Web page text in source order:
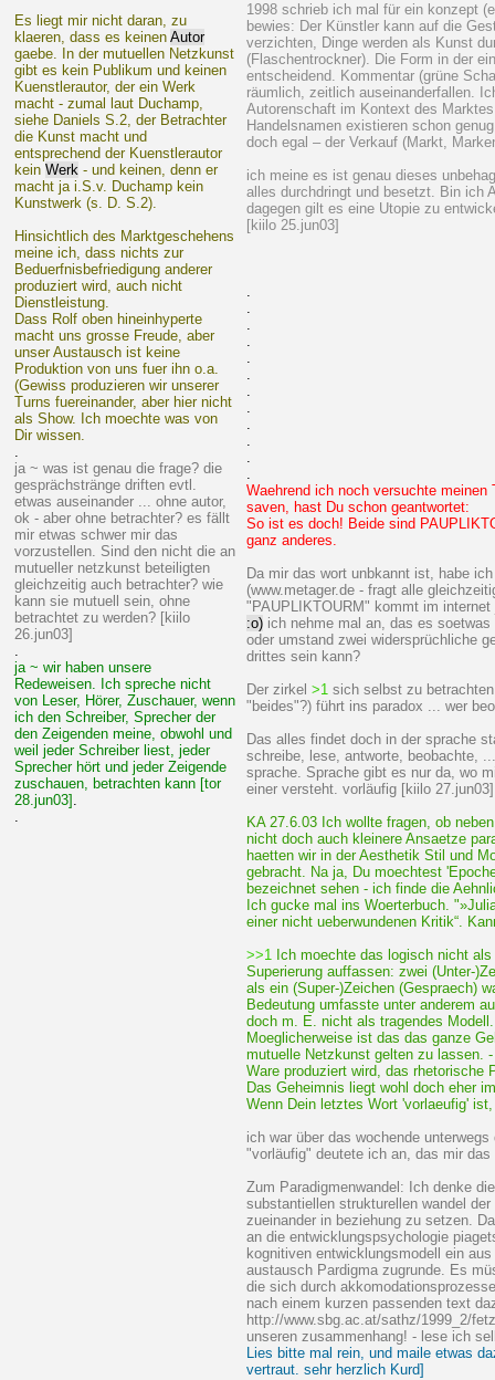
Es liegt mir nicht daran, zu
klaeren, dass es keinen Autor
gaebe. In der mutuellen Netzkunst
gibt es kein Publikum und keinen
Kuenstlerautor, der ein Werk
macht - zumal laut Duchamp,
siehe Daniels S.2, der Betrachter
die Kunst macht und
entsprechend der Kuenstlerautor
kein Werk - und keinen, denn er
macht ja i.S.v. Duchamp kein
Kunstwerk (s. D. S.2).
Hinsichtlich des Marktgeschehens
meine ich, dass nichts zur
Beduerfnisbefriedigung anderer
produziert wird, auch nicht
Dienstleistung.
Dass Rolf oben hineinhyperte
macht uns grosse Freude, aber
unser Austausch ist keine
Produktion von uns fuer ihn o.a.
(Gewiss produzieren wir unserer
Turns fuereinander, aber hier nicht
als Show. Ich moechte was von
Dir wissen.
.
ja ~ was ist genau die frage? die
gesprächstränge driften evtl.
etwas auseinander ... ohne autor,
ok - aber ohne betrachter? es fällt
mir etwas schwer mir das
vorzustellen. Sind den nicht die an
mutueller netzkunst beteiligten
gleichzeitig auch betrachter? wie
kann sie mutuell sein, ohne
betrachtet zu werden? [kiilo
26.jun03]
.
ja ~ wir haben unsere
Redeweisen. Ich spreche nicht
von Leser, Hörer, Zuschauer, wenn
ich den Schreiber, Sprecher der
den Zeigenden meine, obwohl und
weil jeder Schreiber liest, jeder
Sprecher hört und jeder Zeigende
zuschauen, betrachten kann [tor
28.jun03] .
.
1998 schrieb ich mal für ein konzept
bewies: Der Künstler kann auf die
verzichten, Dinge werden als Kunst
(Flaschentrockner). Die Form in der
entscheidend. Kommentar (grüne
räumlich, zeitlich auseinanderfallen.
Autorenschaft im Kontext des
Handelsnamen existieren schon
doch egal – der Verkauf (Markt,
ich meine es ist genau dieses
alles durchdringt und besetzt. Bin ich
dagegen gilt es eine Utopie zu
[kiilo 25.jun03]
.
.
.
.
.
.
.
.
.
.
.
.
Waehrend ich noch versuchte meinen
saven, hast Du schon geantwortet:
So ist es doch! Beide sind
ganz anderes.
Da mir das wort unbkannt ist, habe
(www.metager.de - fragt alle
"PAUPLIKTOURM" kommt im
:o) ich nehme mal an, das es
oder umstand zwei widersprüchliche
drittes sein kann?
Der zirkel >1 sich selbst zu
"beides"?) führt ins paradox ... wer
Das alles findet doch in der sprache
schreibe, lese, antworte, beobachte,
sprache. Sprache gibt es nur da, wo
einer versteht. vorläufig [kiilo 27.jun03]
KA 27.6.03 Ich wollte fragen, ob
nicht doch auch kleinere Ansaetze
haetten wir in der Aesthetik Stil und
gebracht. Na ja, Du moechtest
bezeichnet sehen - ich finde die
Ich gucke mal ins Woerterbuch.
einer nicht ueberwundenen Kritik“.
>>1 Ich moechte das logisch nicht
Superierung auffassen: zwei (Unter-
als ein (Super-)Zeichen (Gespraech)
Bedeutung umfasste unter anderem
doch m. E. nicht als tragendes Modell.
Moeglicherweise ist das das ganze
mutuelle Netzkunst gelten zu lassen.
Ware produziert wird, das rhetorische
Das Geheimnis liegt wohl doch eher
Wenn Dein letztes Wort 'vorlaeufig'
ich war über das wochende
"vorläufig" deutete ich an, das mir
Zum Paradigmenwandel: Ich denke
substantiellen strukturellen wandel
zueinander in beziehung zu setzen.
an die entwicklungspsychologie
kognitiven entwicklungsmodell ein
austausch Pardigma zugrunde. Es
die sich durch
nach einem kurzen passenden text
http://www.sbg.ac.at/sathz/1999_2/
unseren zusammenhang! - lese ich
Lies bitte mal rein, und maile etwas
vertraut. sehr herzlich Kurd]